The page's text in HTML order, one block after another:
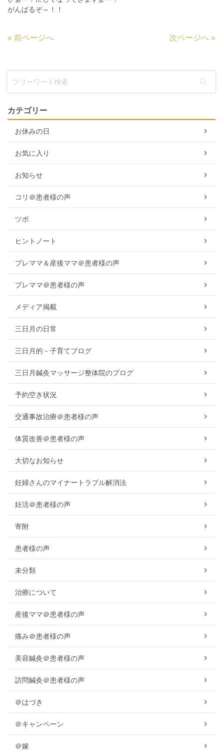
がんばるぞ～！！
« 前ページへ 次ページへ »
カテゴリー
お休みの日
お気に入り
お知らせ
コリ＠患者様の声
ツボ
ヒントノート
プレママ＆産後ママ＠患者様の声
プレママ＠患者様の声
メディア掲載
三日月の日常
三日月的－子育てブログ
三日月鍼灸マッサージ整体院のブログ
予約空き状況
交通事故治療＠患者様の声
体質改善＠患者様の声
大切なお知らせ
妊婦さんのマイナートラブル解消法
妊活＠患者様の声
寄附
患者様の声
未分類
治療について
産後ママ＠患者様の声
痛み＠患者様の声
美容鍼灸＠患者様の声
訪問鍼灸＠患者様の声
＠はづき
＠キャンペーン
＠嫁